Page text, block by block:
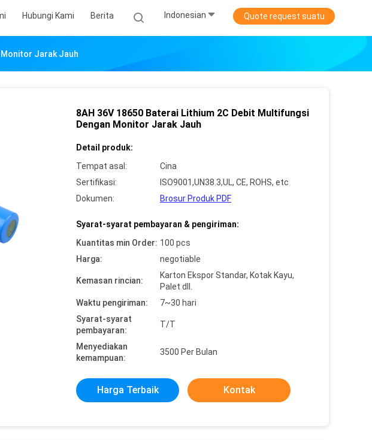
Hubungi Kami Berita Indonesian Quote request suatu
Monitor Jarak Jauh
8AH 36V 18650 Baterai Lithium 2C Debit Multifungsi
Dengan Monitor Jarak Jauh
Detail produk:
Tempat asal:
Cina
Sertifikasi:
ISO9001,UN38.3,UL, CE, ROHS, etc
Dokumen:
Brosur Produk PDF
Syarat-syarat pembayaran & pengiriman:
Kuantitas min Order: 100 pcs
Harga:
negotiable
Kemasan rincian:
Karton Ekspor Standar, Kotak Kayu,
Palet dll.
Waktu pengiriman:
7~30 hari
Syarat-syarat
pembayaran:
T/T
Menyediakan
kemampuan:
3500 Per Bulan
Harga Terbaik Kontak